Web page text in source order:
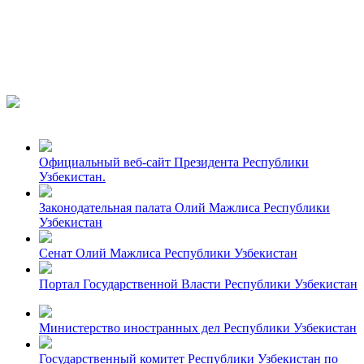
Официальный веб-сайт Президента Республики
Узбекистан.
Законодательная палата Олий Мажлиса Республики
Узбекистан
Сенат Олий Мажлиса Республики Узбекистан
Портал Государственной Власти Республики Узбекистан
Министерство иностранных дел Республики Узбекистан
Государственный комитет Республики Узбекистан по